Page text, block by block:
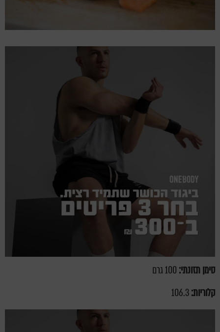
סימן תזונתי: 100 גרם
קלוריות: